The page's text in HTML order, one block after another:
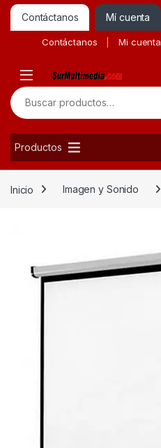
Contáctanos Mí cuenta
Contáctanos Mi cuenta
Buscar por:
Productos
Inicio Imagen y Sonido